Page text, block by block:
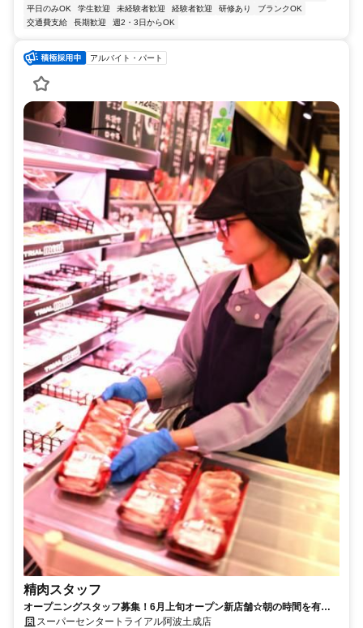
平日のみOK
学生歓迎 未経験者歓迎 経験者歓迎 研修あり
ブランクOK
交通費支給
長期歓迎 週2・3日からOK
アルバイト・パート
精肉スタッフ
オープニングスタッフ募集！6月上旬オープン新店舗☆朝の時間を有効
活用♪スーパーセンタートライアル阿波土成店